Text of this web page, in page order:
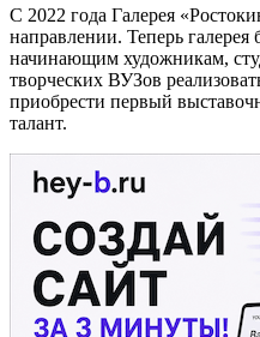
С 2022 года Галерея
направлении. Теперь галерея
начинающим художникам,
творческих ВУЗов
приобрести первый
талант.